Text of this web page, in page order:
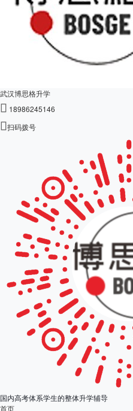
武汉博思格升学
 18986245146
扫码拨号
国内高考体系学生的整体升学辅导
首页